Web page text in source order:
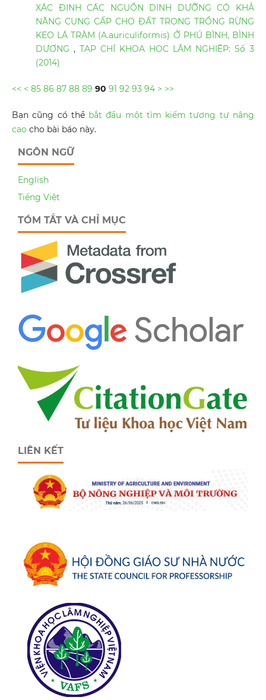
XÁC ĐỊNH CÁC NGUỒN DINH DƯỠNG CÓ KHẢ
NĂNG CUNG CẤP CHO ĐẤT TRONG TRỒNG RỪNG
KEO LÁ TRÀM (A.auriculiformis) Ở PHÚ BÌNH, BÌNH
DƯƠNG , TẠP CHÍ KHOA HỌC LÂM NGHIỆP: Số 3
(2014)
<< < 85 86 87 88 89 90 91 92 93 94 > >>
Bạn cũng có thể bắt đầu một tìm kiếm tương tự nâng
cao cho bài báo này.
NGÔN NGỮ
English
Tiếng Việt
TÓM TẮT VÀ CHỈ MỤC
LIÊN KẾT